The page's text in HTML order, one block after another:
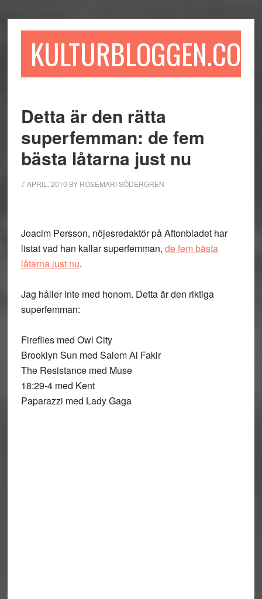
till
till
sidofältet
till
KULTURBLOGGEN.COM
Detta är den rätta
superfemman: de fem
bästa låtarna just nu
7 APRIL, 2010 BY ROSEMARI SÖDERGREN
Joacim Persson, nöjesredaktör på Aftonbladet har
listat vad han kallar superfemman, de fem bästa
låtarna just nu.
Jag håller inte med honom. Detta är den riktiga
superfemman:
Fireflies med Owl City
Brooklyn Sun med Salem Al Fakir
The Resistance med Muse
18:29-4 med Kent
Paparazzi med Lady Gaga